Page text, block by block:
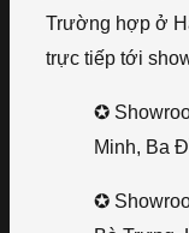
Trường hợp ở
trực tiếp tới
✪
Minh, Ba
✪